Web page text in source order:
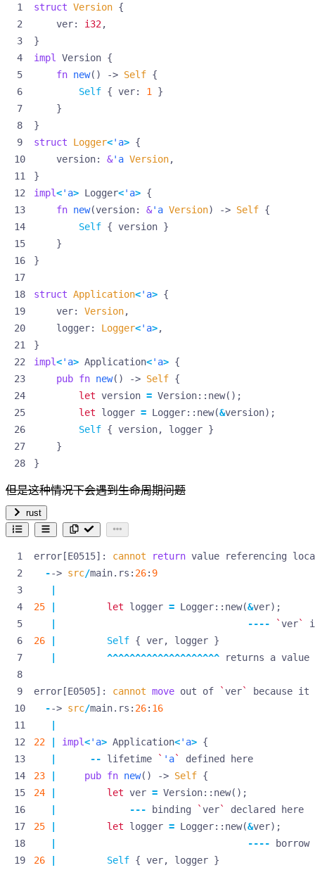
struct Version {
ver: i32,
}
impl
Version {
fn new() -> Self {
Self { ver: 1
}
}
}
struct
Logger<'a> {
version: &'a Version,
}
impl<'a> Logger<'a> {
fn new(version: &'a Version) -> Self {
Self { version }
}
}
struct Application<'a> {
ver: Version,
logger: Logger<'a>,
}
impl<'a> Application<'a> {
pub fn new() -> Self {
let version = Version:: new();
let
logger = Logger:: new(&version);
Self { version, logger }
}
}
但是这种情况下会遇到生命周期问题
rust
error [E0515] : cannot return value referencing
--> src/main. rs : 26: 9
25
let logger = Logger:: new(&ver);
---- `ver`
26
Self { ver, logger }
^^^^^^^^^^^^^^^^^^^^ returns a value
error [E0505] : cannot move out of `ver` because it
--> src/main. rs : 26: 16
22
impl<'a> Application<'a> {
-- lifetime ` 'a` defined
here
23
pub fn new() -> Self {
24
let ver = Version:: new();
--- binding `ver` declared
here
25
let logger = Logger:: new(&ver);
----
borrow
26
Self { ver, logger }